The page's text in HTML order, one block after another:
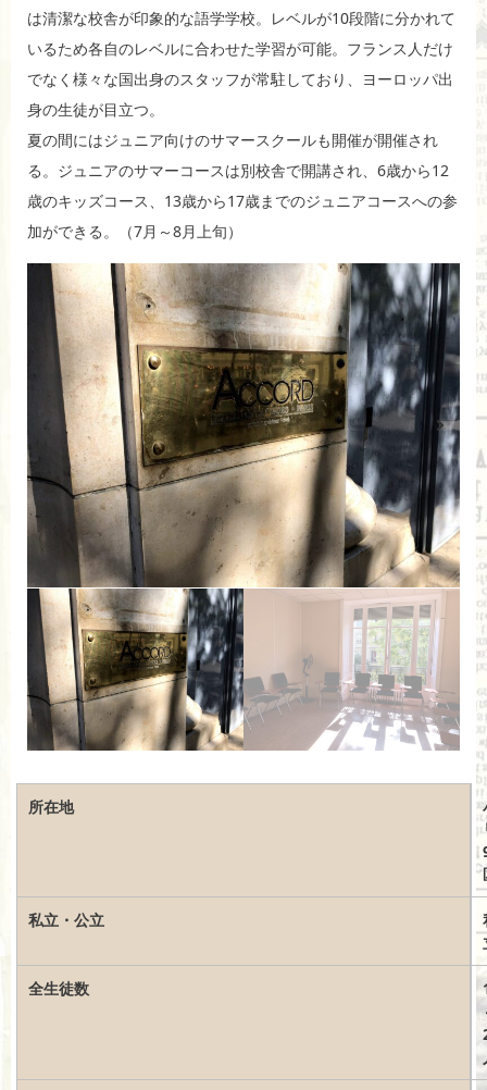
は清潔な校舎が印象的な語学学校。レベルが10段階に分かれて
いるため各自のレベルに合わせた学習が可能。フランス人だけ
でなく様々な国出身のスタッフが常駐しており、ヨーロッパ出
身の生徒が目立つ。
夏の間にはジュニア向けのサマースクールも開催が開催され
る。ジュニアのサマーコースは別校舎で開講され、6歳から12
歳のキッズコース、13歳から17歳までのジュニアコースへの参
加ができる。（7月～8月上旬）
所在地
私立・公立
全生徒数